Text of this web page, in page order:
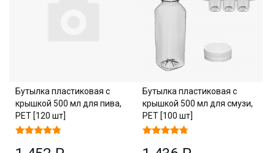
Бутылка пластиковая с
крышкой 500 мл для пива,
PET [120 шт]
Бутылка пластиковая с
крышкой 500 мл для смузи,
PET [100 шт]